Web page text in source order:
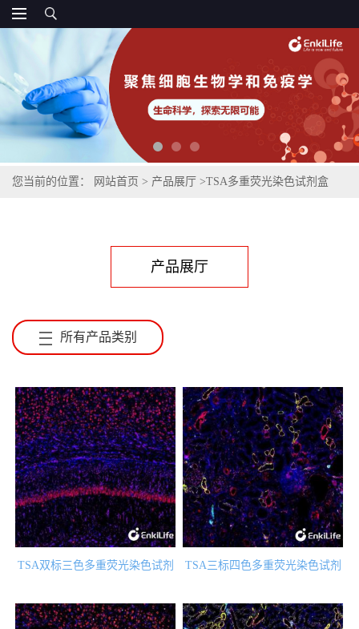
您当前的位置： 网站首页 > 产品展厅 >TSA多重荧光染色试剂盒
产品展厅
所有产品类别
TSA双标三色多重荧光染色试剂 TSA三标四色多重荧光染色试剂